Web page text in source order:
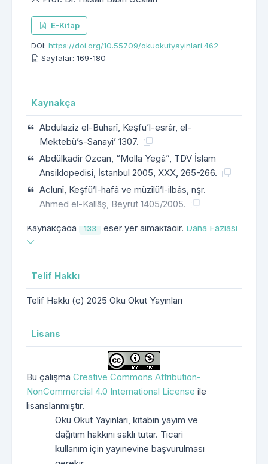
E-Kitap
DOI: https://doi.org/10.55709/okuokutyayinlari.462
Sayfalar: 169-180
Kaynakça
Abdulaziz el-Buharî, Keşfu’l-esrâr, el-
Mektebü’s-Sanayi’ 1307.
Abdülkadir Özcan, “Molla Yegâ”, TDV İslam
Ansiklopedisi, İstanbul 2005, XXX, 265-266.
Aclunî, Keşfü’l-hafâ ve müzîlü’l-ilbâs, nşr.
Ahmed el-Kallâş, Beyrut 1405/2005.
Kaynakçada 133 eser yer almaktadır. Daha Fazlası
Telif Hakkı
Telif Hakkı (c) 2025 Oku Okut Yayınları
Lisans
Bu çalışma Creative Commons Attribution-
NonCommercial 4.0 International License ile
lisanslanmıştır.
Oku Okut Yayınları, kitabın yayım ve
dağıtım hakkını saklı tutar. Ticari
kullanım için yayınevine başvurulması